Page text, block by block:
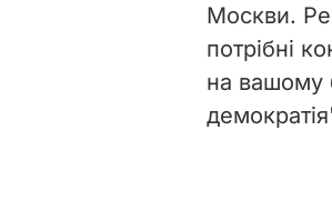
Москви.
потрібні
на вашому